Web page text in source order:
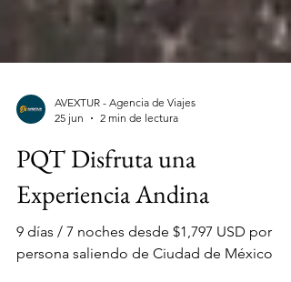
AVEXTUR - Agencia de Viajes
25 jun
2 min de lectura
PQT Disfruta una